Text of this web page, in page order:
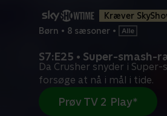
Kræver
Børn • 8 sæsoner •
S7:E25 • Super-smash-
Da Crusher snyder i
forsøge at nå i mål i tide.
Prøv TV 2 Play*